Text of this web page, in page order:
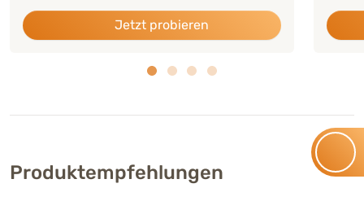
Jetzt probieren
Produktempfehlungen